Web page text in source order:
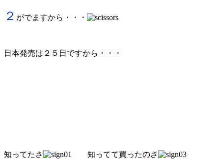
２ がでますから・・・
日本発売は２５日ですから・・・
知ってたさ 知ってて買ったのさ